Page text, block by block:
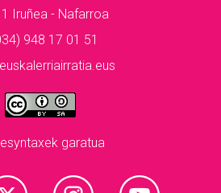
Iruñea - Nafarroa
948 17 01 51
garatua